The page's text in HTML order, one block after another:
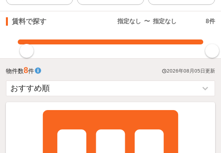
賃料で探す 指定なし 〜 指定なし 8件
物件数8件 2026年08月05日更新